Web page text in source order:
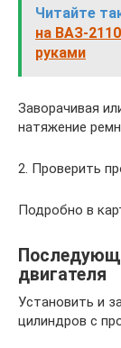
Читайте
на ВАЗ-
руками
Заворачивая
натяжение
2. Проверить
Подробно в
двигателя
Установить и
цилиндров с